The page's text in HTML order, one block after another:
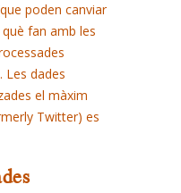
poden canviar
fan amb les
Les dades
el màxim
Twitter) es